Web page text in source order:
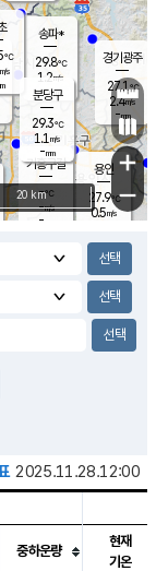
용인
27.9℃
0.5m/s
경기광주
27.1℃
2.4m/s
-mm
송파*
29.8℃
1.2m/s
-mm
℃
m/s
기흥구갈
-℃
-m/s
-
분당구
29.3℃
1.1 m/s
-mm
+
−
20 km
2025.11.28.12:00
중하운량
현재
기온